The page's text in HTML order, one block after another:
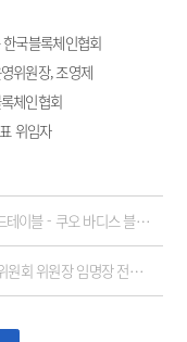
국블록체인협회
위원장, 조영제
체인협회
위임자
[간담회]한국 블록체인 라운드테이블 - 쿠오 바디스 블록체인, 전중훤 한국블록체인협회 글로벌협력위원장 토론 참석
한국블록체인협회 산업발전위원회 위원장 임명장 전달 및 부위원장 위촉